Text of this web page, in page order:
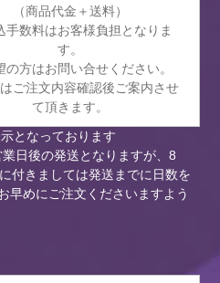
（商品代金＋送料）
数料はお客様負担となりま
す。
の方はお問い合せください。
ご注文内容確認後ご案内させ
て頂きます。
となっております
日後の発送となりますが、8
付きましては発送までに日数を
早めにご注文くださいますよう